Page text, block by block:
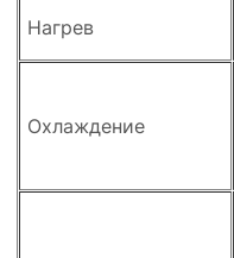
Нагрев
Охлаждение